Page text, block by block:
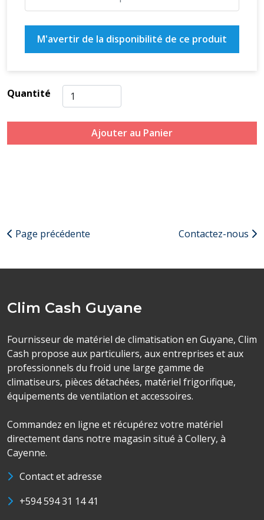
M'avertir de la disponibilité de ce produit
Quantité
Ajouter au Panier
Page précédente Contactez-nous
Clim Cash Guyane
Fournisseur de matériel de climatisation en Guyane, Clim
Cash propose aux particuliers, aux entreprises et aux
professionnels du froid une large gamme de
climatiseurs, pièces détachées, matériel frigorifique,
équipements de ventilation et accessoires.
Commandez en ligne et récupérez votre matériel
directement dans notre magasin situé à Collery, à
Cayenne.
Contact et adresse
+594 594 31 14 41